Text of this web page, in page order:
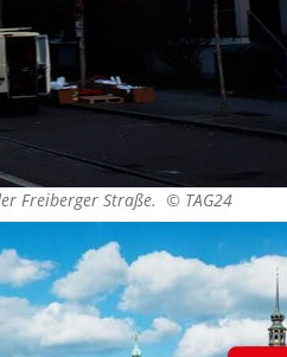
Freiberger Straße. © TAG24